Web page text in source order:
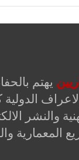
يهتم
والنشر
المعمارية